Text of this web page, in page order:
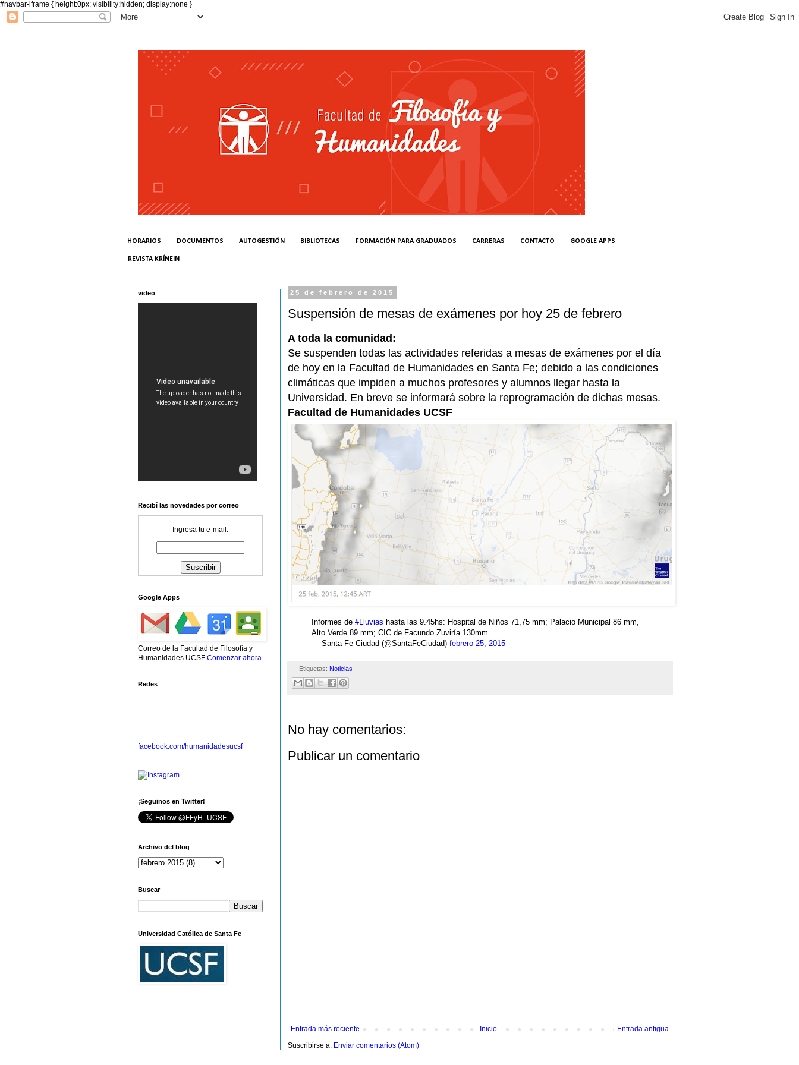
#navbar-iframe { height:0px; visibility:hidden; display:none }
HORARIOS DOCUMENTOS AUTOGESTIÓN BIBLIOTECAS FORMACIÓN PARA GRADUADOS CARRERAS CONTACTO GOOGLE APPS
REVISTA KRÍNEIN
25 de febrero de 2015
Suspensión de mesas de exámenes por hoy 25 de febrero
A toda la comunidad:
Se suspenden todas las actividades referidas a mesas de exámenes por el día
de hoy en la Facultad de Humanidades en Santa Fe; debido a las condiciones
climáticas que impiden a muchos profesores y alumnos llegar hasta la
Universidad. En breve se informará sobre la reprogramación de dichas mesas.
Facultad de Humanidades UCSF
Informes de #Lluvias hasta las 9.45hs: Hospital de Niños 71,75 mm; Palacio Municipal 86 mm,
Alto Verde 89 mm; CIC de Facundo Zuviría 130mm
— Santa Fe Ciudad (@SantaFeCiudad) febrero 25, 2015
Etiquetas: Noticias
No hay comentarios:
Publicar un comentario
Entrada más reciente Entrada antigua
Inicio
Suscribirse a: Enviar comentarios (Atom)
video
Recibí las novedades por correo
Ingresa tu e-mail:
Google Apps
Correo de la Facultad de Filosofía y
Humanidades UCSF Comenzar ahora
Redes
facebook.com/humanidadesucsf
¡Seguinos en Twitter!
Archivo del blog
Buscar
Universidad Católica de Santa Fe